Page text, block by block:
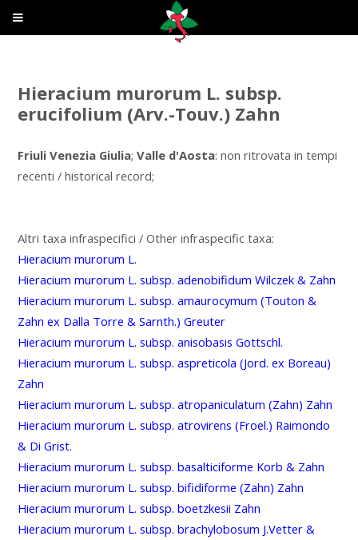
Hieracium murorum L. subsp.
erucifolium (Arv.-Touv.) Zahn
Friuli Venezia Giulia;Valle d'Aosta: non ritrovata in tempi
recenti / historical record;
Altri taxa infraspecifici / Other infraspecific taxa:
Hieracium murorum L.
Hieracium murorum L. subsp. adenobifidum Wilczek & Zahn
Hieracium murorum L. subsp. amaurocymum (Touton &
Zahn ex Dalla Torre & Sarnth.) Greuter
Hieracium murorum L. subsp. anisobasis Gottschl.
Hieracium murorum L. subsp. aspreticola (Jord. ex Boreau)
Zahn
Hieracium murorum L. subsp. atropaniculatum (Zahn) Zahn
Hieracium murorum L. subsp. atrovirens (Froel.) Raimondo
& Di Grist.
Hieracium murorum L. subsp. basalticiforme Korb & Zahn
Hieracium murorum L. subsp. bifidiforme (Zahn) Zahn
Hieracium murorum L. subsp. boetzkesii Zahn
Hieracium murorum L. subsp. brachylobosum J.Vetter &